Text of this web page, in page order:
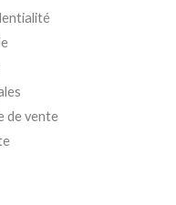
de vente